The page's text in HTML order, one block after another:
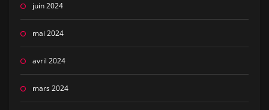
juin 2024
mai 2024
avril 2024
mars 2024